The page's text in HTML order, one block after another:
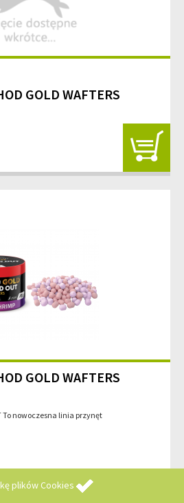
plików Cookies
GOLD WAFTERS
GOLD WAFTERS
To nowoczesna linia przynęt